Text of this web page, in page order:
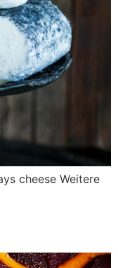
cheese Weitere